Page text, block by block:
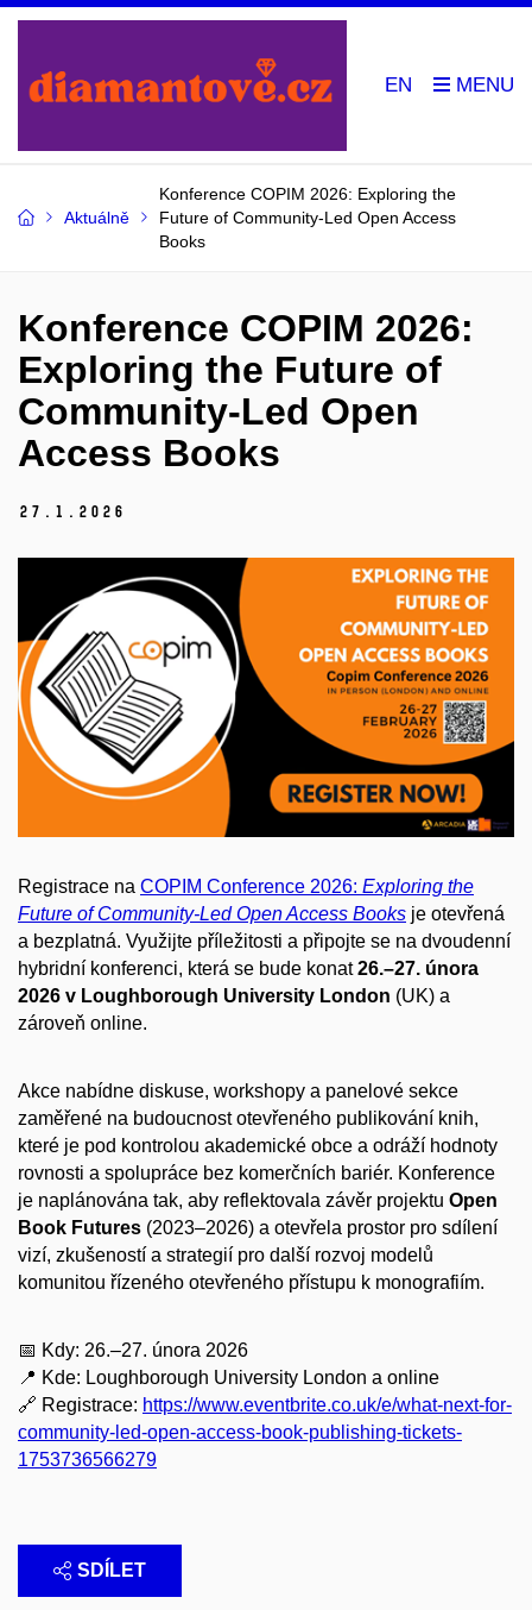
EN
Aktuálně
Konference COPIM 2026: Exploring the
Future of Community-Led Open Access
Books
Konference COPIM 2026:
Exploring the Future of
Community-Led Open
Access Books
27. 1. 2026
Registrace na COPIM Conference 2026: Exploring the
Future of Community-Led Open Access Books je otevřená
a bezplatná. Využijte příležitosti a připojte se na dvoudenní
hybridní konferenci, která se bude konat26.–27. února
2026 v Loughborough University London (UK) a
zároveň online.
Akce nabídne diskuse, workshopy a panelové sekce
zaměřené na budoucnost otevřeného publikování knih,
které je pod kontrolou akademické obce a odráží hodnoty
rovnosti a spolupráce bez komerčních bariér. Konference
je naplánována tak, aby reflektovala závěr projektu Open
Book Futures (2023–2026) a otevřela prostor pro sdílení
vizí, zkušeností a strategií pro další rozvoj modelů
komunitou řízeného otevřeného přístupu k monografiím.
📅 Kdy: 26.–27. února 2026
📍 Kde: Loughborough University London a online
🔗 Registrace: https://www.eventbrite.co.uk/e/what-next-for-
community-led-open-access-book-publishing-tickets-
1753736566279
SDÍLET